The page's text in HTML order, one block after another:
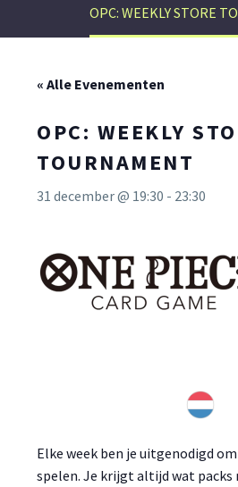
OPC: WEEKLY STORE
« Alle Evenementen
OPC: WEEKLY
TOURNAMENT
31 december @ 19:30 - 23:30
Elke week ben je uitgenodigd
spelen. Je krijgt altijd wat packs